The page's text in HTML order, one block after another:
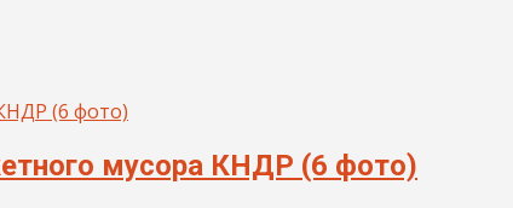
мусора КНДР (6 фото)